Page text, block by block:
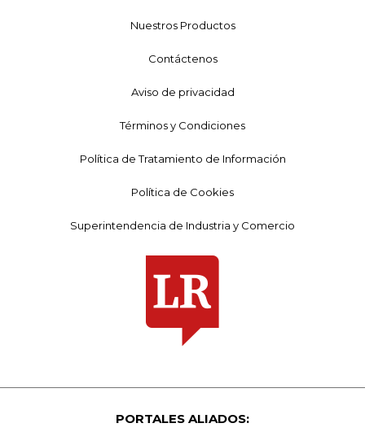
Nuestros Productos
Contáctenos
Aviso de privacidad
Términos y Condiciones
Política de Tratamiento de Información
Política de Cookies
Superintendencia de Industria y Comercio
PORTALES ALIADOS: